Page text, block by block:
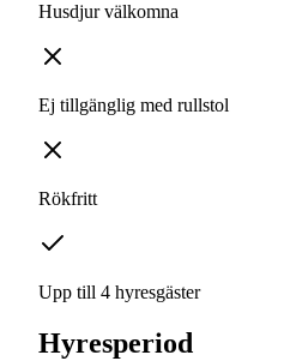
Husdjur välkomna
Ej tillgänglig med rullstol
Rökfritt
Upp till 4 hyresgäster
Hyresperiod